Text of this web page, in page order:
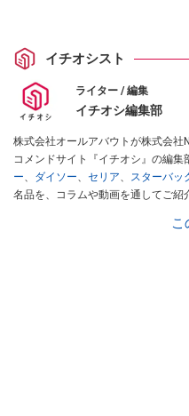
イチオシスト
ライター / 編集
イチオシ編集部
株式会社オールアバウトが株式会
コメンドサイト『イチオシ』の編集
ー、 ダイソー、 セリア、 スターバッ
名品を、コラムや動画を通してご紹
インフルエンサーが実際に使用しこ